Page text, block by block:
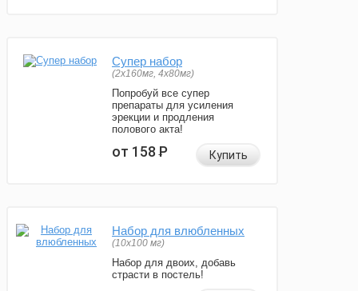
Супер набор
(2х160мг, 4х80мг)
Попробуй все супер
препараты для усиления
эрекции и продления
полового акта!
от 158Р Купить
Набор для влюбленных
(10х100 мг)
Набор для двоих, добавь
страсти в постель!